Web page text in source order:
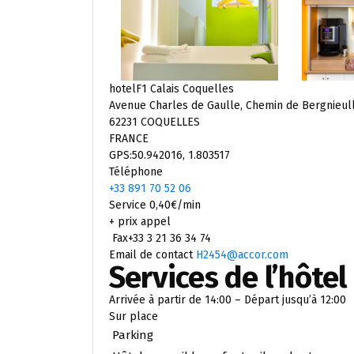
hotelF1 Calais Coquelles
Avenue Charles de Gaulle, Chemin de
62231 COQUELLES
FRANCE
GPS:50.942016, 1.803517
Téléphone
+33 891 70 52 06
Service 0,40€/min
+ prix appel
Fax+33 3 21 36 34 74
Email de contact H2454@accor.com
Services de l’hôtel
Arrivée à partir de 14:00 – Départ jusqu’à 12:00
Sur place
Parking